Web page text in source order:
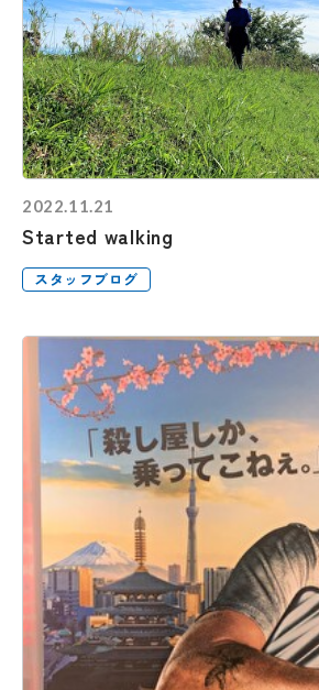
2022.11.21
Started walking
スタッフブログ